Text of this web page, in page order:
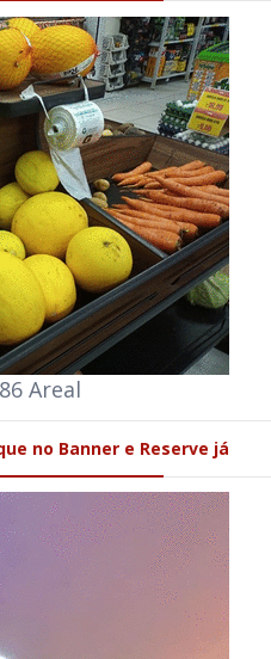
Areal
no Banner e Reserve já